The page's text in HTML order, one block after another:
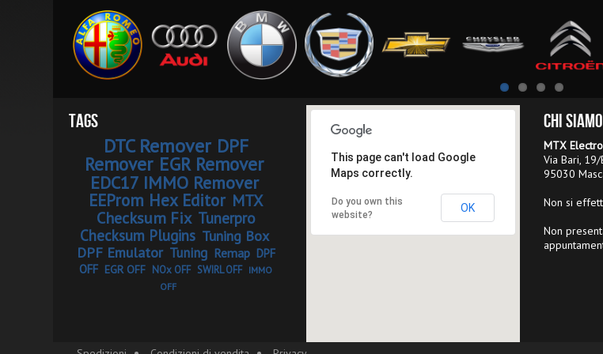
Tags
DTC Remover DPF
Remover EGR Remover
EDC17 IMMO Remover
EEProm Hex Editor MTX
Checksum Fix Tunerpro
Checksum Plugins Tuning Box
DPF Emulator Tuning Remap DPF
OFF EGR OFF NOx OFF SWIRL OFF IMMO
OFF
This page can't load Google
Maps correctly.
Do you own this
website?
OK
Chi Siamo
MTX
Via Bari, 19/
95030
Non si
Non